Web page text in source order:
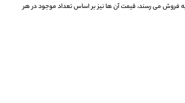
270 عددی، 120 عددی و یک ورق 30 عددی به فروش می رسند، قیمت آن ها نیز بر اساس تعداد موجود در هر